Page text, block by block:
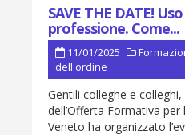
SAVE THE DATE!
professione. Come...
11/01/2025
dell'ordine
Gentili colleghe e colleghi,
dell’Offerta Formativa per
Veneto ha organizzato